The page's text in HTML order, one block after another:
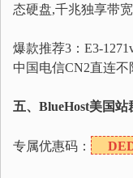
态硬盘,千兆独享带
爆款推荐3：E3-
中国电信CN2直连不
五、BlueHost美国
专属优惠码：